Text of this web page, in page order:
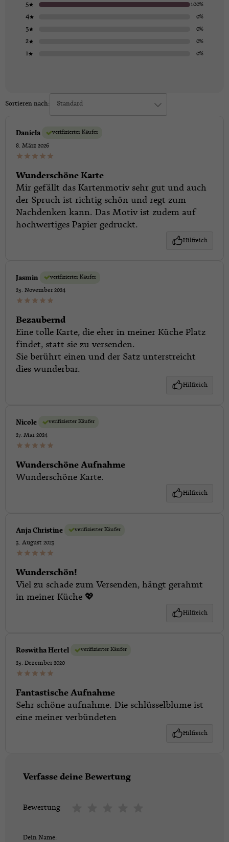
1 0%
2 0%
3 0%
4 0%
5 100%
Sortieren nach: Standard
Daniela verifizierter Käufer
8. März 2026
Wunderschöne Karte
Mir gefällt das Kartenmotiv sehr gut und auch
der Spruch ist richtig schön und regt zum
Nachdenken kann. Das Motiv ist zudem auf
hochwertiges Papier gedruckt.
Hilfreich
Jasmin verifizierter Käufer
23. November 2024
Bezaubernd
Eine tolle Karte, die eher in meiner Küche Platz
findet, statt sie zu versenden.
Sie berührt einen und der Satz unterstreicht
dies wunderbar.
Hilfreich
Nicole verifizierter Käufer
27. Mai 2024
Wunderschöne Aufnahme
Wunderschöne Karte.
Hilfreich
Anja Christine verifizierter Käufer
3. August 2023
Wunderschön!
Viel zu schade zum Versenden, hängt gerahmt
in meiner Küche 💖
Hilfreich
Roswitha Hertel verifizierter Käufer
23. Dezember 2020
Fantastische Aufnahme
Sehr schöne aufnahme. Die schlüsselblume ist
eine meiner verbündeten
Hilfreich
Verfasse deine Bewertung
Bewertung
Dein Name: